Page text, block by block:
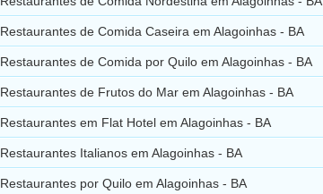
Restaurantes de Comida Caseira em Alagoinhas - BA
Restaurantes de Comida por Quilo em Alagoinhas - BA
Restaurantes de Frutos do Mar em Alagoinhas - BA
Restaurantes em Flat Hotel em Alagoinhas - BA
Restaurantes Italianos em Alagoinhas - BA
Restaurantes por Quilo em Alagoinhas - BA